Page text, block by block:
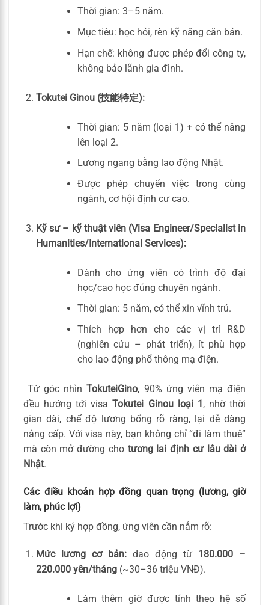
Thời gian: 3–5 năm.
Mục tiêu: học hỏi, rèn kỹ năng căn bản.
Hạn chế: không được phép đổi công ty,
không bảo lãnh gia đình.
Tokutei Ginou (技能特定):
Thời gian: 5 năm (loại 1) + có thể nâng
lên loại 2.
Lương ngang bằng lao động Nhật.
Được phép chuyển việc trong cùng
ngành, cơ hội định cư cao.
Kỹ sư – kỹ thuật viên (Visa Engineer/Specialist in
Humanities/International Services):
Dành cho ứng viên có trình độ đại
học/cao học đúng chuyên ngành.
Thời gian: 5 năm, có thể xin vĩnh trú.
Thích hợp hơn cho các vị trí R&D
(nghiên cứu – phát triển), ít phù hợp
cho lao động phổ thông mạ điện.
Từ góc nhìnTokuteiGino, 90% ứng viên mạ điện
đều hướng tới visaTokutei Ginou loại 1 , nhờ thời
gian dài, chế độ lương bổng rõ ràng, lại dễ dàng
nâng cấp. Với visa này, bạn không chỉ “đi làm thuê”
mà còn mở đường cho tương lai định cư lâu dài ở
Nhật.
Các điều khoản hợp đồng quan trọng (lương, giờ
làm, phúc lợi)
Trước khi ký hợp đồng, ứng viên cần nắm rõ:
Mức lương cơ bản:dao động từ 180.000 –
220.000 yên/tháng(~30–36 triệu VNĐ).
Làm thêm giờ được tính theo hệ số